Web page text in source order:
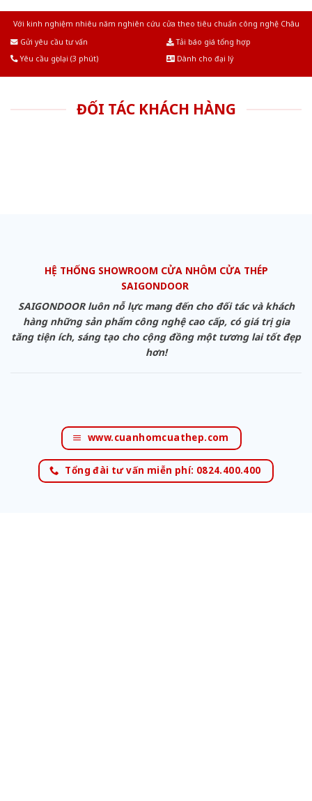
Với kinh nghiệm nhiêu năm nghiên cứu cửa theo tiêu chuẩn công nghệ Châu
Gửi yêu cầu tư vấn
Tải báo giá tổng hợp
Yêu cầu gọi lại (3 phút)
Dành cho đại lý
ĐỐI TÁC KHÁCH HÀNG
HỆ THỐNG SHOWROOM CỬA NHÔM CỬA THÉP
SAIGONDOOR
SAIGONDOOR luôn nỗ lực mang đến cho đối tác và khách
hàng những sản phẩm công nghệ cao cấp, có giá trị gia
tăng tiện ích, sáng tạo cho cộng đồng một tương lai tốt đẹp
hơn!
www.cuanhomcuathep.com
Tổng đài tư vấn miễn phí: 0824.400.400